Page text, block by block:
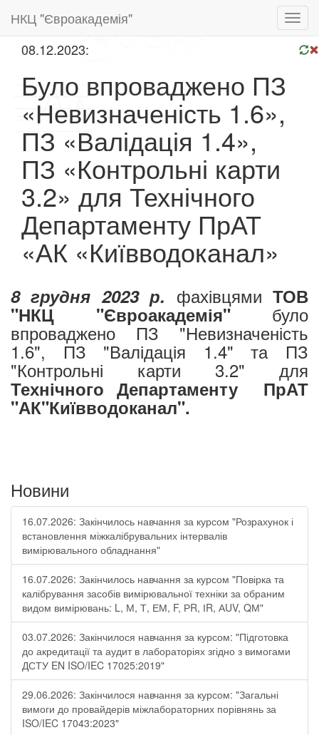
НКЦ "Євроакадемія"
08.12.2023:
Було впроваджено ПЗ
«Невизначеність 1.6»,
ПЗ «Валідація 1.4»,
ПЗ «Контрольні карти
3.2» для Технічного
Департаменту ПрАТ
«АК «Київводоканал»
8 грудня 2023 р. фахівцямиТОВ
"НКЦ "Євроакадемія" було
впроваджено ПЗ "Невизначеність
1.6", ПЗ "Валідація 1.4" та ПЗ
"Контрольні карти 3.2" для
Технічного Департаменту ПрАТ
"АК"Київводоканал".
Новини
16.07.2026: Закінчилось навчання за курсом "Розрахунок і
встановлення міжкалібрувальних інтервалів
вимірювального обладнання"
16.07.2026: Закінчилось навчання за курсом "Повірка та
калібрування засобів вимірювальної техніки за обраним
видом вимірювань: L, М, Т, ЕМ, F, РR, ІR, АUV, QМ"
03.07.2026: Закінчилося навчання за курсом: "Підготовка
до акредитації та аудит в лабораторіях згідно з вимогами
ДСТУ EN ISO/IEC 17025:2019"
29.06.2026: Закінчилося навчання за курсом: "Загальні
вимоги до провайдерів міжлабораторних порівнянь за
ISO/IEC 17043:2023"